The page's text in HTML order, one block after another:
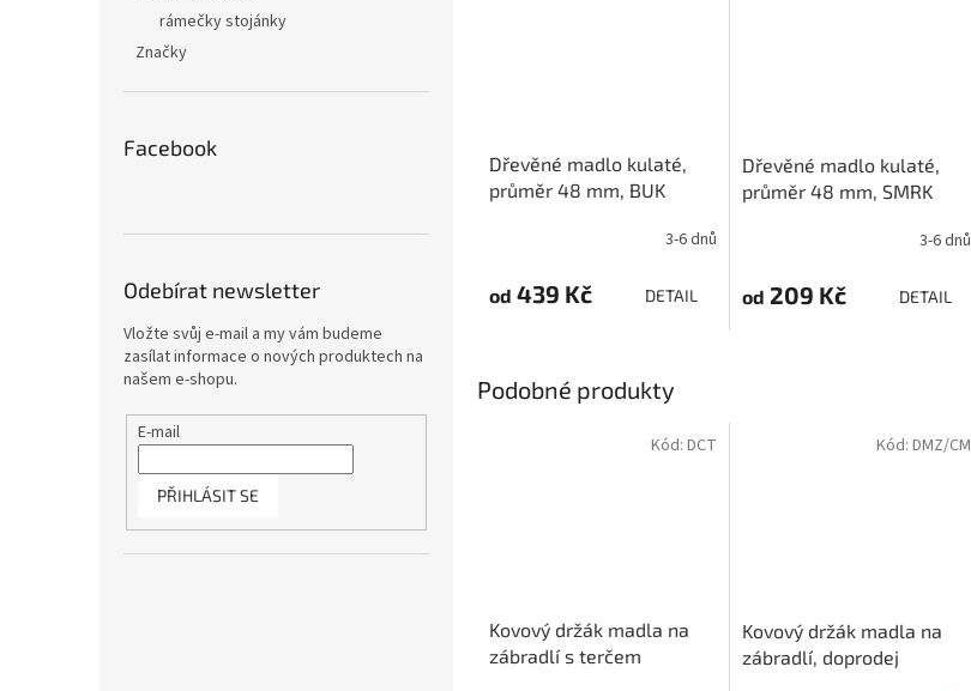
rámečky stojánky
Značky
Facebook
Odebírat newsletter
Vložte svůj e-mail a my vám budeme
zasílat informace o nových produktech na
našem e-shopu.
E-mail
PŘIHLÁSIT SE
Dřevěné madlo kulaté,
průměr 48 mm, BUK
3-6 dnů
od 439 Kč DETAIL
Dřevěné madlo kulaté,
průměr 48 mm, SMRK
3-6 dnů
od 209 Kč DETAIL
Podobné produkty
Kovový držák madla na
zábradlí s terčem
Kód: DCT
Kovový držák madla na
zábradlí, doprodej
Kód: DMZ/CM